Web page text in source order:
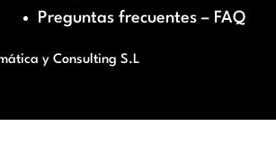
Preguntas frecuentes – FAQ
y Consulting S.L